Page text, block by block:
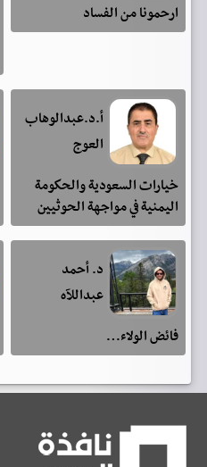
ارحمونا من الفساد
أ.د.عبدالوهاب
العوج
خيارات السعودية والحكومة
اليمنية في مواجهة الحوثيين
د. أحمد
عبداللآه
فائض الولاء…